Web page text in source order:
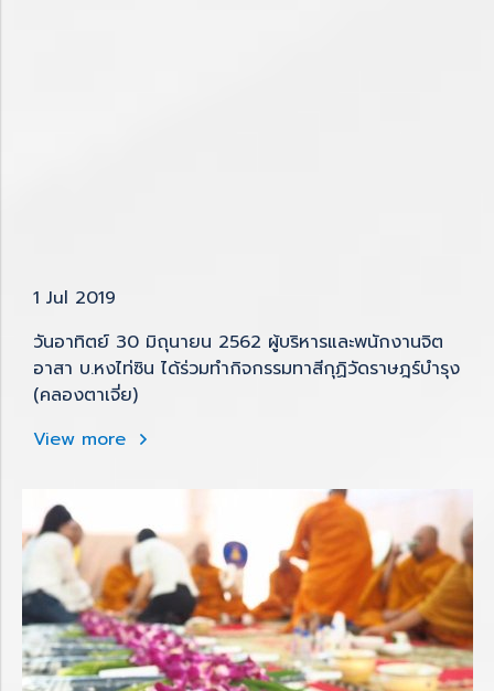
1 Jul 2019
วันอาทิตย์ 30 มิถุนายน 2562 ผู้บริหารและพนักงานจิต
อาสา บ.หงไท่ซิน ได้ร่วมทำกิจกรรมทาสีกุฏิวัดราษฎร์บำรุง
(คลองตาเจี่ย)
View more